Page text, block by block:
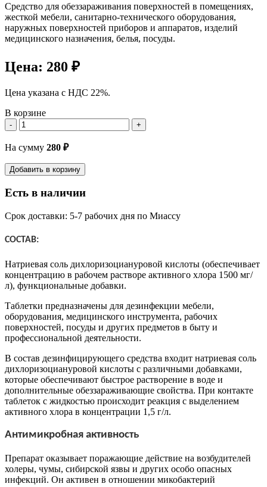
Средство для обеззараживания поверхностей в помещениях,
жесткой мебели, санитарно-технического оборудования,
наружных поверхностей приборов и аппаратов, изделий
медицинского назначения, белья, посуды.
Цена: 280 ₽
Цена указана с НДС 22%.
В корзине
- +
На сумму 280 ₽
Добавить в корзину
Есть в наличии
Срок доставки: 5-7 рабочих дня по Миассу
СОСТАВ:
Натриевая соль дихлоризоциануровой кислоты (обеспечивает
концентрацию в рабочем растворе активного хлора 1500 мг/
л), функциональные добавки.
Таблетки предназначены для дезинфекции мебели,
оборудования, медицинского инструмента, рабочих
поверхностей, посуды и других предметов в быту и
профессиональной деятельности.
В состав дезинфицирующего средства входит натриевая соль
дихлоризоциануровой кислоты с различными добавками,
которые обеспечивают быстрое растворение в воде и
дополнительные обеззараживающие свойства. При контакте
таблеток с жидкостью происходит реакция с выделением
активного хлора в концентрации 1,5 г/л.
Антимикробная активность
Препарат оказывает поражающие действие на возбудителей
холеры, чумы, сибирской язвы и других особо опасных
инфекций. Он активен в отношении микобактерий